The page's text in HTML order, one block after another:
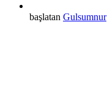
başlatan Gulsumnur